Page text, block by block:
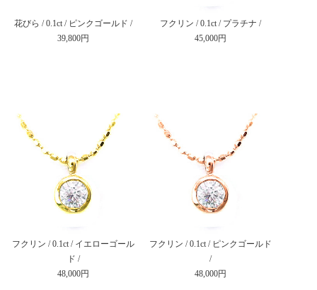
花びら / 0.1ct / ピンクゴールド /
39,800円
フクリン / 0.1ct / プラチナ /
45,000円
フクリン / 0.1ct / イエローゴール
ド /
48,000円
フクリン / 0.1ct / ピンクゴールド
/
48,000円